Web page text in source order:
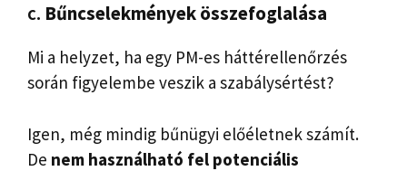
c. Bűncselekmények összefoglalása
Mi a helyzet, ha egy PM-es háttérellenőrzés
során figyelembe veszik a szabálysértést?
Igen, még mindig bűnügyi előéletnek számít.
De nem használható fel potenciális